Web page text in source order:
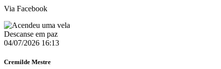
Via Facebook
Descanse em paz
04/07/2026 16:13
Cremilde Mestre